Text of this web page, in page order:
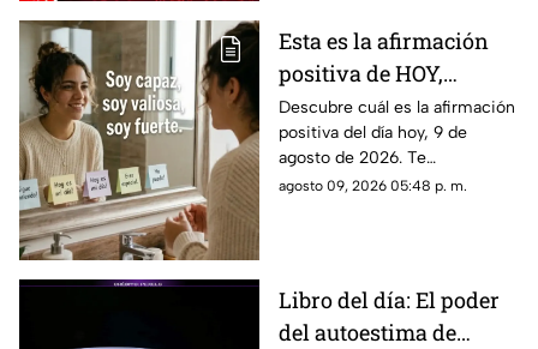
Esta es la afirmación
positiva de HOY,
domingo 9 de agosto de
2026: Repite estas
palabras y llena tu día
de energía
Descubre cuál es la afirmación
positiva del día hoy, 9 de
agosto de 2026. Te
compartimos un mensaje
agosto 09, 2026 05:48 p. m.
Libro del día: El poder
del autoestima de